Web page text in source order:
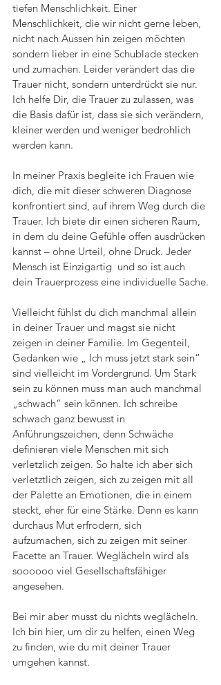
tiefen Menschlichkeit. Einer
Menschlichkeit, die wir nicht gerne leben,
nicht nach Aussen hin zeigen möchten
sondern lieber in eine Schublade stecken
und zumachen. Leider verändert das die
Trauer nicht, sondern unterdrückt sie nur.
Ich helfe Dir, die Trauer zu zulassen, was
die Basis dafür ist, dass sie sich verändern,
kleiner werden und weniger bedrohlich
werden kann.
In meiner Praxis begleite ich Frauen wie
dich, die mit dieser schweren Diagnose
konfrontiert sind, auf ihrem Weg durch die
Trauer. Ich biete dir einen sicheren Raum,
in dem du deine Gefühle offen ausdrücken
kannst – ohne Urteil, ohne Druck. Jeder
Mensch ist Einzigartig  und so ist auch
dein Trauerprozess eine individuelle Sache.
Vielleicht fühlst du dich manchmal allein
in deiner Trauer und magst sie nicht
zeigen in deiner Familie. Im Gegenteil,
Gedanken wie „ Ich muss jetzt stark sein“
sind vielleicht im Vordergrund. Um Stark
sein zu können muss man auch manchmal
„schwach“ sein können. Ich schreibe
schwach ganz bewusst in
Anführungszeichen, denn Schwäche
definieren viele Menschen mit sich
verletzlich zeigen. So halte ich aber sich
verletztlich zeigen, sich zu zeigen mit all
der Palette an Emotionen, die in einem
steckt, eher für eine Stärke. Denn es kann
durchaus Mut erfrodern, sich
aufzumachen, sich zu zeigen mit seiner
Facette an Trauer. Weglächeln wird als
soooooo viel Gesellschaftsfähiger
angesehen.
Bei mir aber musst du nichts weglächeln.
Ich bin hier, um dir zu helfen, einen Weg
zu finden, wie du mit deiner Trauer
umgehen kannst.